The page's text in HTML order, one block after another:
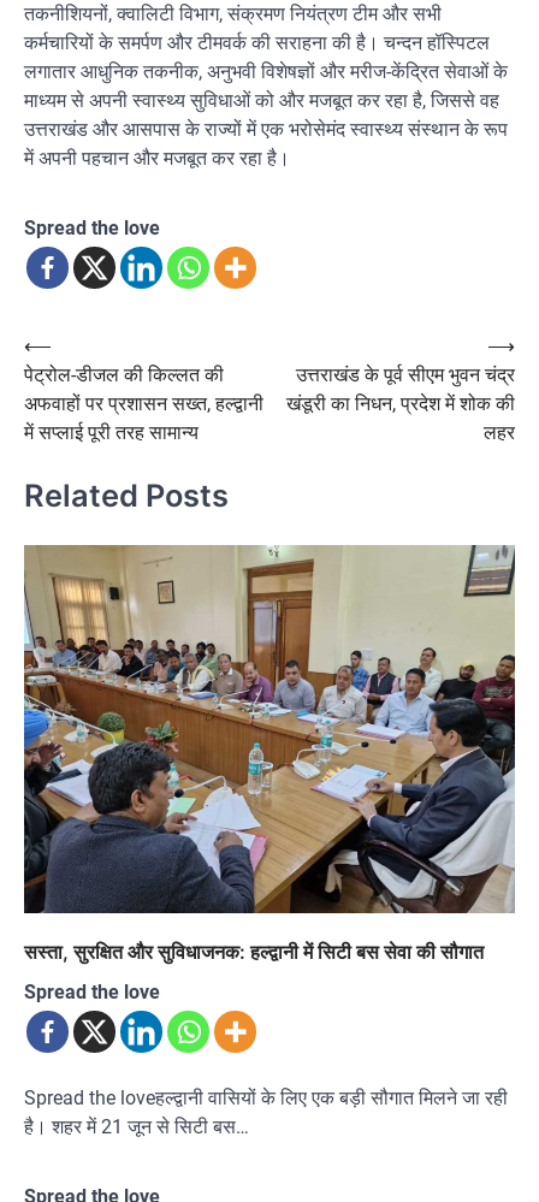
तकनीशियनों, क्वालिटी विभाग, संक्रमण नियंत्रण टीम और सभी
कर्मचारियों के समर्पण और टीमवर्क की सराहना की है। चन्दन हॉस्पिटल
लगातार आधुनिक तकनीक, अनुभवी विशेषज्ञों और मरीज-केंद्रित सेवाओं के
माध्यम से अपनी स्वास्थ्य सुविधाओं को और मजबूत कर रहा है, जिससे वह
उत्तराखंड और आसपास के राज्यों में एक भरोसेमंद स्वास्थ्य संस्थान के रूप
में अपनी पहचान और मजबूत कर रहा है।
Spread the love
Post
navigation
⟵
पेट्रोल-डीजल की किल्लत की
अफवाहों पर प्रशासन सख्त, हल्द्वानी
में सप्लाई पूरी तरह सामान्य
उत्तराखंड के पूर्व सीएम भुवन चंद्र
खंडूरी का निधन, प्रदेश में शोक की
लहर
⟶
Related Posts
सस्ता, सुरक्षित और सुविधाजनक: हल्द्वानी में सिटी बस सेवा की सौगात
Spread the love
Spread the loveहल्द्वानी वासियों के लिए एक बड़ी सौगात मिलने जा रही
है। शहर में 21 जून से सिटी बस…
Spread the love